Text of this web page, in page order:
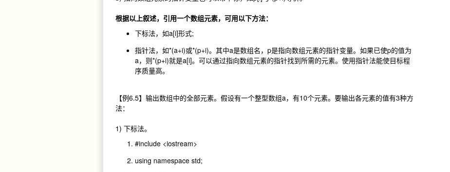
根据以上叙述，引用一个数组元素，可用以下方法：
下标法，如a[i]形式;
指针法，如*(a+i)或*(p+i)。其中a是数组名，p是指向数组元素的指针变量。如果已使p的值为
a，则*(p+i)就是a[i]。可以通过指向数组元素的指针找到所需的元素。使用指针法能使目标程
序质量高。
【例6.5】输出数组中的全部元素。假设有一个整型数组a，有10个元素。要输出各元素的值有3种方
法：
1) 下标法。
#include <iostream>
using namespace std;